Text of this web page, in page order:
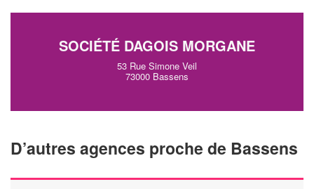
SOCIÉTÉ DAGOIS MORGANE
53 Rue Simone Veil
73000 Bassens
D’autres agences proche de Bassens